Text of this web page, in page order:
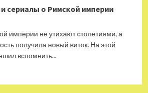
сериалы о Римской империи
империи не утихают столетиями, а
получила новый виток. На этой
вспомнить...